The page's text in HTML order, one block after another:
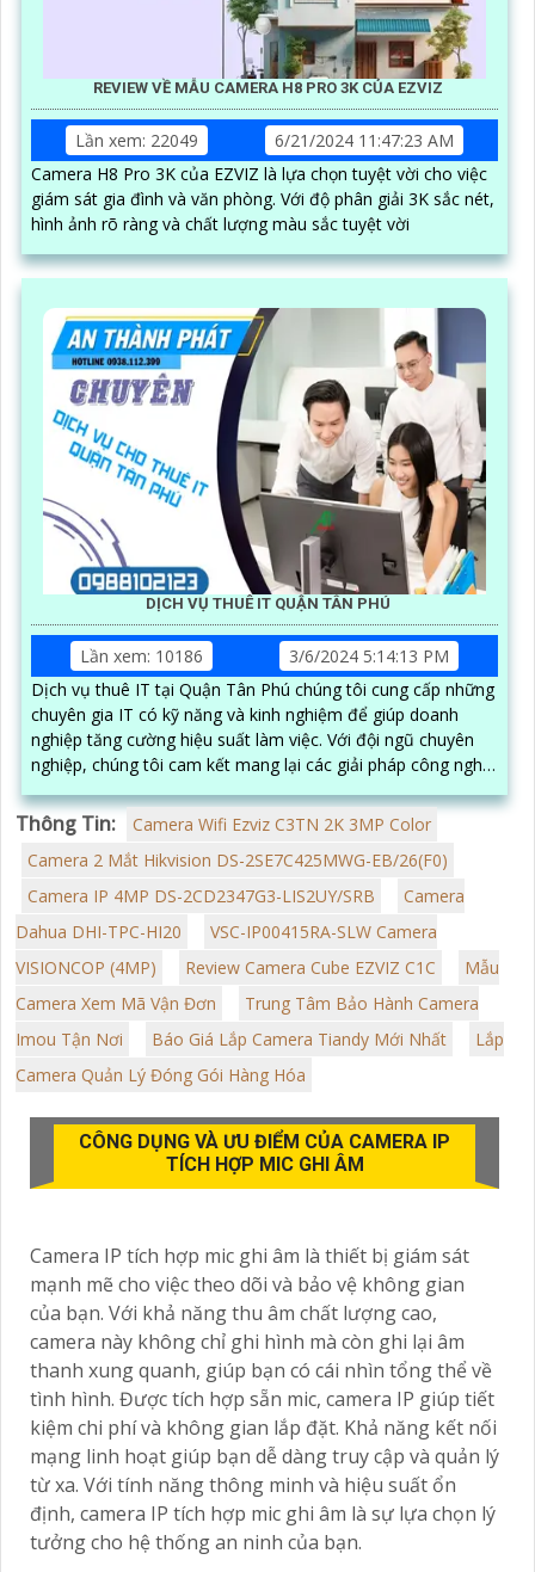
REVIEW VỀ MẪU CAMERA H8 PRO 3K CỦA EZVIZ
Lần xem: 22049
6/21/2024 11:47:23 AM
Camera H8 Pro 3K của EZVIZ là lựa chọn tuyệt vời cho việc
giám sát gia đình và văn phòng. Với độ phân giải 3K sắc nét,
hình ảnh rõ ràng và chất lượng màu sắc tuyệt vời
DỊCH VỤ THUÊ IT QUẬN TÂN PHÚ
Lần xem: 10186
3/6/2024 5:14:13 PM
Dịch vụ thuê IT tại Quận Tân Phú chúng tôi cung cấp những
chuyên gia IT có kỹ năng và kinh nghiệm để giúp doanh
nghiệp tăng cường hiệu suất làm việc. Với đội ngũ chuyên
nghiệp, chúng tôi cam kết mang lại các giải pháp công nghệ
Thông Tin:
Camera Wifi Ezviz C3TN 2K 3MP Color
Camera 2 Mắt Hikvision DS-2SE7C425MWG-EB/26(F0)
Camera IP 4MP DS-2CD2347G3-LIS2UY/SRB
Camera
Dahua DHI-TPC-HI20
VSC-IP00415RA-SLW Camera
VISIONCOP (4MP)
Review Camera Cube EZVIZ C1C
Mẫu
Camera Xem Mã Vận Đơn
Trung Tâm Bảo Hành Camera
Imou Tận Nơi
Báo Giá Lắp Camera Tiandy Mới Nhất
Lắp
Camera Quản Lý Đóng Gói Hàng Hóa
CÔNG DỤNG VÀ ƯU ĐIỂM CỦA CAMERA IP
TÍCH HỢP MIC GHI ÂM
Camera IP tích hợp mic ghi âm là thiết bị giám sát
mạnh mẽ cho việc theo dõi và bảo vệ không gian
của bạn. Với khả năng thu âm chất lượng cao,
camera này không chỉ ghi hình mà còn ghi lại âm
thanh xung quanh, giúp bạn có cái nhìn tổng thể về
tình hình. Được tích hợp sẵn mic, camera IP giúp tiết
kiệm chi phí và không gian lắp đặt. Khả năng kết nối
mạng linh hoạt giúp bạn dễ dàng truy cập và quản lý
từ xa. Với tính năng thông minh và hiệu suất ổn
định, camera IP tích hợp mic ghi âm là sự lựa chọn lý
tưởng cho hệ thống an ninh của bạn.